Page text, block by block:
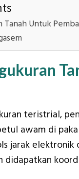
Untuk
teristrial,
awam di
jarak elektronik
didapatkan